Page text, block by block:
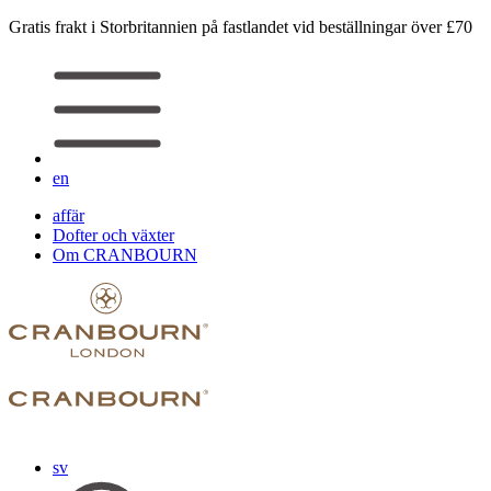
Gratis frakt i Storbritannien på fastlandet vid beställningar över £70
en
affär
Dofter och växter
Om CRANBOURN
sv